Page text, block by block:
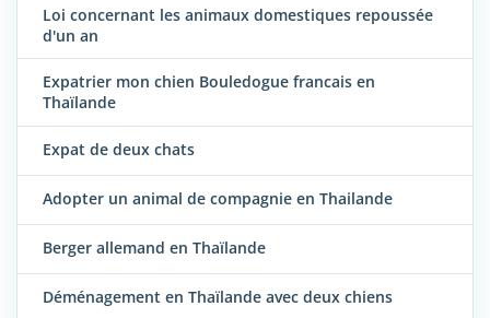
Loi concernant les animaux domestiques repoussée
d'un an
Expatrier mon chien Bouledogue francais en
Thaïlande
Expat de deux chats
Adopter un animal de compagnie en Thailande
Berger allemand en Thaïlande
Déménagement en Thaïlande avec deux chiens